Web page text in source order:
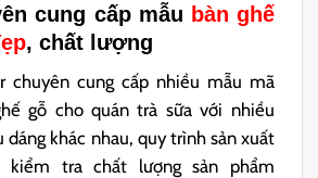
cung cấp mẫu bàn ghế
, chất lượng
chuyên cung cấp nhiều mẫu mã
gỗ cho quán trà sữa với nhiều
dáng khác nhau, quy trình sản xuất
kiểm tra chất lượng sản phẩm